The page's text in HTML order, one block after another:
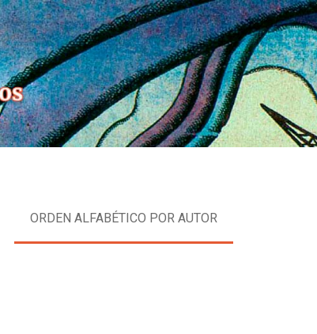
Skip
to
content
ORDEN ALFABÉTICO POR AUTOR